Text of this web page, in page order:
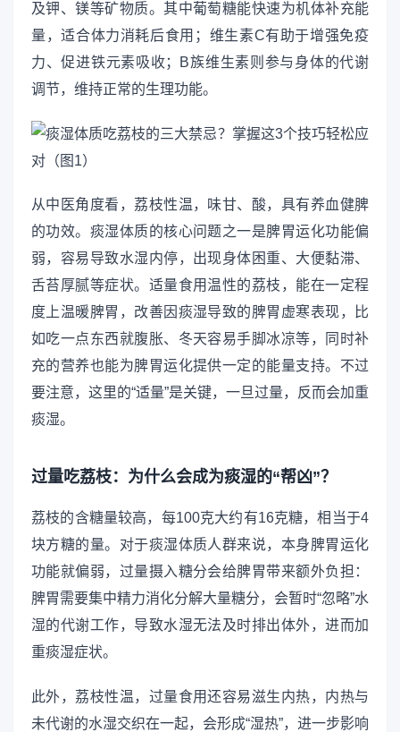
及钾、镁等矿物质。其中葡萄糖能快速为机体补充能
量，适合体力消耗后食用；维生素C有助于增强免疫
力、促进铁元素吸收；B族维生素则参与身体的代谢
调节，维持正常的生理功能。
从中医角度看，荔枝性温，味甘、酸，具有养血健脾
的功效。痰湿体质的核心问题之一是脾胃运化功能偏
弱，容易导致水湿内停，出现身体困重、大便黏滞、
舌苔厚腻等症状。适量食用温性的荔枝，能在一定程
度上温暖脾胃，改善因痰湿导致的脾胃虚寒表现，比
如吃一点东西就腹胀、冬天容易手脚冰凉等，同时补
充的营养也能为脾胃运化提供一定的能量支持。不过
要注意，这里的“适量”是关键，一旦过量，反而会加重
痰湿。
过量吃荔枝：为什么会成为痰湿的“帮凶”？
荔枝的含糖量较高，每100克大约有16克糖，相当于4
块方糖的量。对于痰湿体质人群来说，本身脾胃运化
功能就偏弱，过量摄入糖分会给脾胃带来额外负担：
脾胃需要集中精力消化分解大量糖分，会暂时“忽略”水
湿的代谢工作，导致水湿无法及时排出体外，进而加
重痰湿症状。
此外，荔枝性温，过量食用还容易滋生内热，内热与
未代谢的水湿交织在一起，会形成“湿热”，进一步影响